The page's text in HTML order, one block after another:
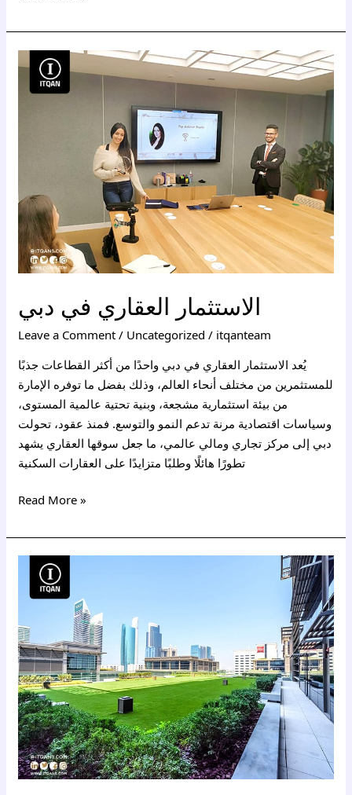
الاستثمار العقاري في دبي
Leave a Comment / Uncategorized / itqanteam
يُعد الاستثمار العقاري في دبي واحدًا من أكثر القطاعات جذبًا
للمستثمرين من مختلف أنحاء العالم، وذلك بفضل ما توفره الإمارة
من بيئة استثمارية مشجعة، وبنية تحتية عالمية المستوى،
وسياسات اقتصادية مرنة تدعم النمو والتوسع. فمنذ عقود، تحولت
دبي إلى مركز تجاري ومالي عالمي، ما جعل سوقها العقاري يشهد
تطورًا هائلًا وطلبًا متزايدًا على العقارات السكنية
الاستثمار
العقاري
في
Read More »
انشاء
شركة
سياحة
فى
دبى